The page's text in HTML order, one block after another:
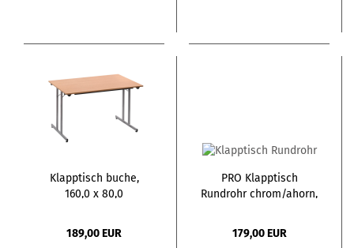
Klapptisch buche,
160,0 x 80,0
189,00 EUR
PRO Klapptisch
Rundrohr chrom/ahorn,
179,00 EUR